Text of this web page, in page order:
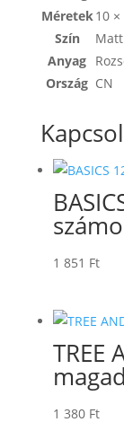
Méretek 10
Szín
Anyag
Ország CN
1 851 Ft
TREE
1 380 Ft